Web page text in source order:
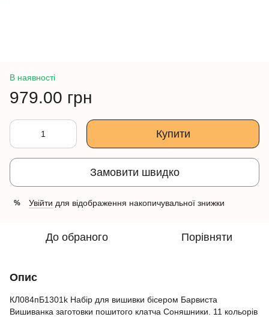
В наявності
979.00 грн
Купити
Замовити швидко
% Увійти для відображення накопичувальної знижки
До обраного Порівняти
Опис
КЛ084пБ1301k Набір для вишивки бісером Барвиста
Вишиванка заготовки пошитого клатча Соняшники. 11 кольорів